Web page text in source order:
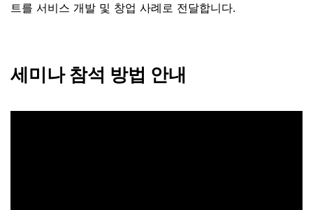
트를 서비스 개발 및 창업 사례로 전달합니다.
세미나 참석 방법 안내